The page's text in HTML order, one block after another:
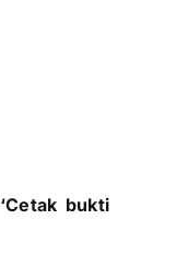
‘Cetak bukti